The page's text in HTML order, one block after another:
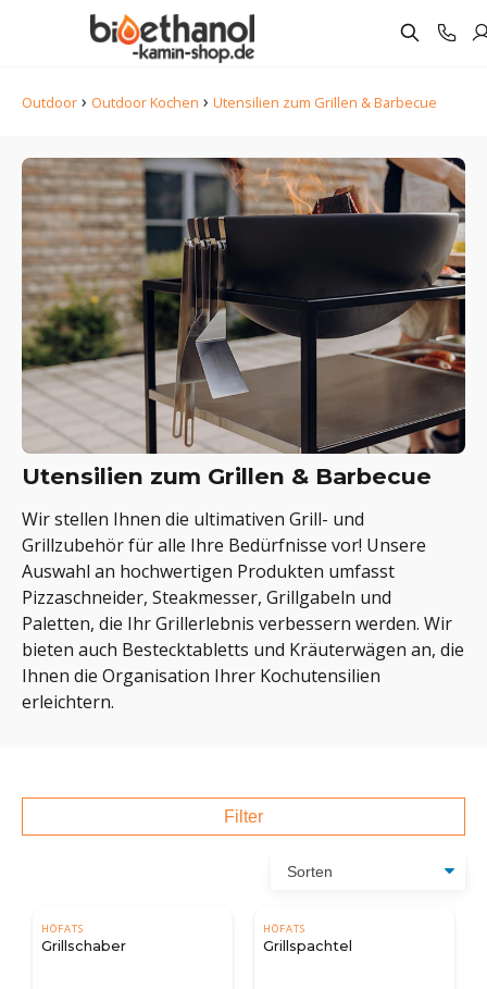
Outdoor › Outdoor Kochen › Utensilien zum Grillen & Barbecue
Utensilien zum Grillen & Barbecue
Wir stellen Ihnen die ultimativen Grill- und
Grillzubehör für alle Ihre Bedürfnisse vor! Unsere
Auswahl an hochwertigen Produkten umfasst
Pizzaschneider, Steakmesser, Grillgabeln und
Paletten, die Ihr Grillerlebnis verbessern werden. Wir
bieten auch Bestecktabletts und Kräuterwägen an, die
Ihnen die Organisation Ihrer Kochutensilien
erleichtern.
Filter
HÖFATS
Grillschaber
HÖFATS
Grillspachtel